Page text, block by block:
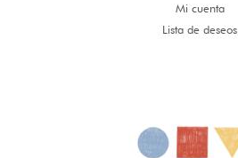
Mi cuenta
Lista de deseos